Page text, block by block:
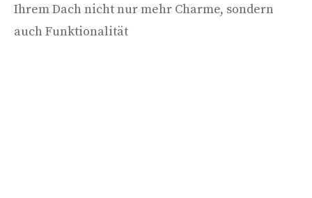
Ihrem Dach nicht nur mehr Charme, sondern
auch Funktionalität